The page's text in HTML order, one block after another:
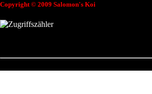
Copyright © 2009 Salomon's Koi